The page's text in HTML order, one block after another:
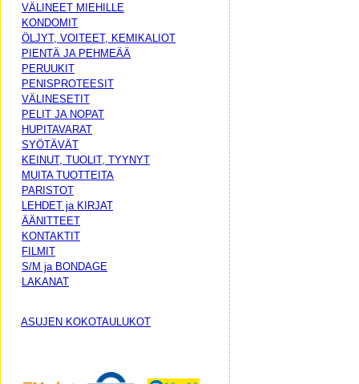
VÄLINEET MIEHILLE
KONDOMIT
ÖLJYT, VOITEET, KEMIKALIOT
PIENTÄ JA PEHMEÄÄ
PERUUKIT
PENISPROTEESIT
VÄLINESETIT
PELIT JA NOPAT
HUPITAVARAT
SYÖTÄVÄT
KEINUT, TUOLIT, TYYNYT
MUITA TUOTTEITA
PARISTOT
LEHDET ja KIRJAT
ÄÄNITTEET
KONTAKTIT
FILMIT
S/M ja BONDAGE
LAKANAT
ASUJEN KOKOTAULUKOT